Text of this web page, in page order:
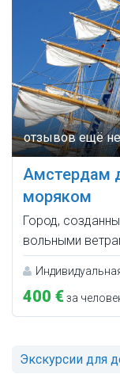
Амстердам
моряком
Город,
вольными
400 €за
Экскурсии для